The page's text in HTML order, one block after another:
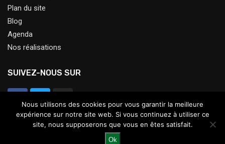
Plan du site
Blog
Agenda
Nos réalisations
SUIVEZ-NOUS SUR
Nous utilisons des cookies pour vous garantir la meilleure
expérience sur notre site web. Si vous continuez à utiliser ce
site, nous supposerons que vous en êtes satisfait.
Ok